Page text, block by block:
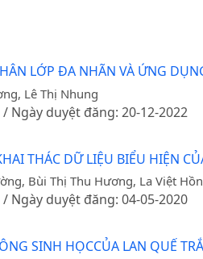
LỚP ĐA NHÃN VÀ ỨNG
Lê Thị Nhung
Ngày duyệt đăng: 20-12-2022
THÁC DỮ LIỆU BIỂU HIỆN
Bùi Thị Thu Hương, La Việt
Ngày duyệt đăng: 04-05-2020
SINH HỌCCỦA LAN QUẾ